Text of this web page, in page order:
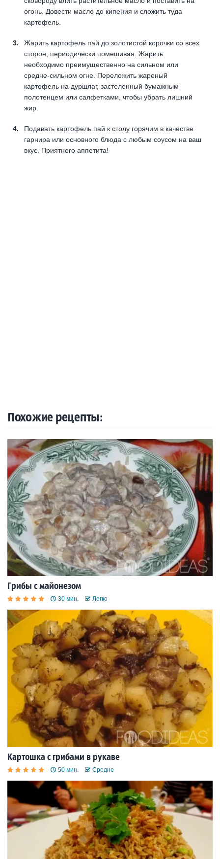
огонь. Довести масло до кипения и сложить туда
картофель.
Жарить картофель пай до золотистой корочки со всех
сторон, периодически помешивая. Жарить
необходимо преимущественно на сильном или
средне-сильном огне. Переложить жареный
картофель на дуршлаг, застеленный бумажным
полотенцем или салфетками, чтобы убрать лишний
жир.
Подавать картофель пай к столу горячим в качестве
гарнира или основного блюда с любым соусом на ваш
вкус. Приятного аппетита!
Похожие рецепты:
Грибы с майонезом
30 мин. Легко
Картошка с грибами в рукаве
50 мин. Средне